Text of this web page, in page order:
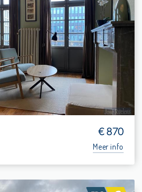
Te Huur: Studio
-
-
1
37 m²
€ 870
Meer info